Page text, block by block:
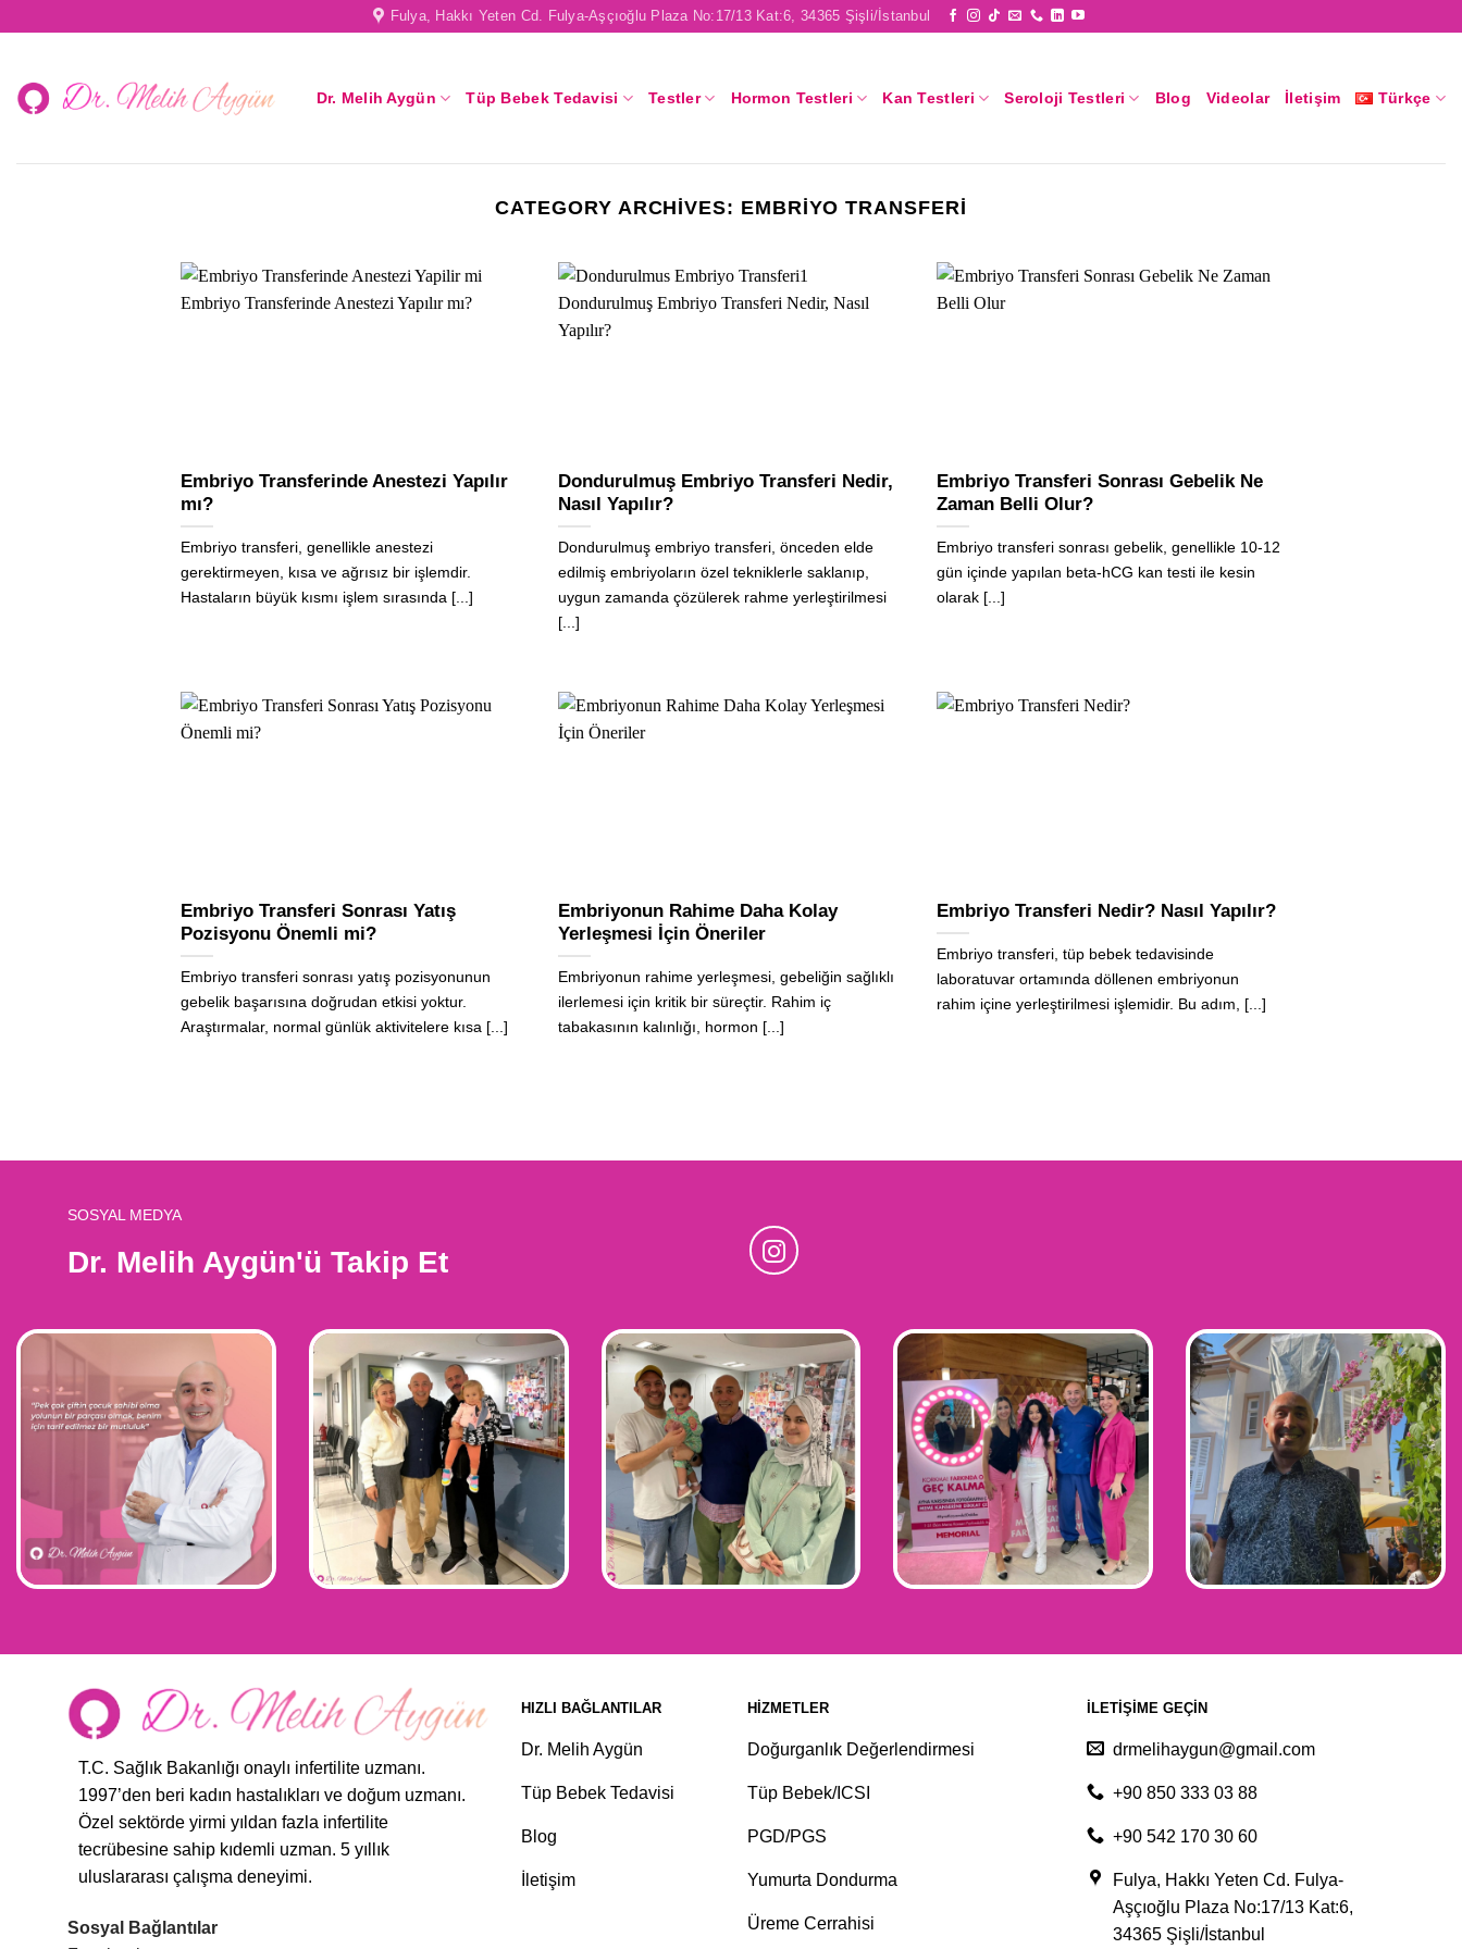
Fulya, Hakkı Yeten Cd. Fulya-Aşçıoğlu Plaza No:17/13 Kat:6, 34365 Şişli/İstanbul
Dr. Melih Aygün Tüp Bebek Tedavisi Testler Hormon Testleri Kan Testleri Seroloji Testleri Blog Videolar İletişim Türkçe
CATEGORY ARCHIVES: EMBRIYO TRANSFERI
Embriyo Transferinde Anestezi Yapılır
mı?
Embriyo transferi, genellikle anestezi
gerektirmeyen, kısa ve ağrısız bir işlemdir.
Hastaların büyük kısmı işlem sırasında [...]
Dondurulmuş Embriyo Transferi Nedir,
Nasıl Yapılır?
Dondurulmuş embriyo transferi, önceden elde
edilmiş embriyoların özel tekniklerle saklanıp,
uygun zamanda çözülerek rahme yerleştirilmesi
[...]
Embriyo Transferi Sonrası Gebelik Ne
Zaman Belli Olur?
Embriyo transferi sonrası gebelik, genellikle 10-12
gün içinde yapılan beta-hCG kan testi ile kesin
olarak [...]
Embriyo Transferi Sonrası Yatış
Pozisyonu Önemli mi?
Embriyo transferi sonrası yatış pozisyonunun
gebelik başarısına doğrudan etkisi yoktur.
Araştırmalar, normal günlük aktivitelere kısa [...]
Embriyonun Rahime Daha Kolay
Yerleşmesi İçin Öneriler
Embriyonun rahime yerleşmesi, gebeliğin sağlıklı
ilerlemesi için kritik bir süreçtir. Rahim iç
tabakasının kalınlığı, hormon [...]
Embriyo Transferi Nedir? Nasıl Yapılır?
Embriyo transferi, tüp bebek tedavisinde
laboratuvar ortamında döllenen embriyonun
rahim içine yerleştirilmesi işlemidir. Bu adım, [...]
SOSYAL MEDYA
Dr. Melih Aygün'ü Takip Et
T.C. Sağlık Bakanlığı onaylı infertilite uzmanı.
1997’den beri kadın hastalıkları ve doğum uzmanı.
Özel sektörde yirmi yıldan fazla infertilite
tecrübesine sahip kıdemli uzman. 5 yıllık
uluslararası çalışma deneyimi.
Sosyal Bağlantılar
HIZLI BAĞLANTILAR
Dr. Melih Aygün
Tüp Bebek Tedavisi
Blog
İletişim
HIZMETLER
Doğurganlık Değerlendirmesi
Tüp Bebek/ICSI
PGD/PGS
Yumurta Dondurma
Üreme Cerrahisi
İLETIŞIME GEÇIN
drmelihaygun@gmail.com
+90 850 333 03 88
+90 542 170 30 60
Fulya, Hakkı Yeten Cd. Fulya-
Aşçıoğlu Plaza No:17/13 Kat:6,
34365 Şişli/İstanbul